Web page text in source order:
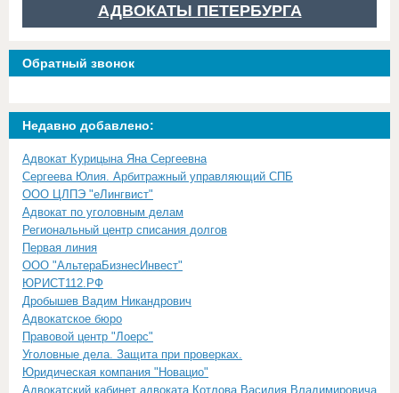
АДВОКАТЫ ПЕТЕРБУРГА
Обратный звонок
Недавно добавлено:
Адвокат Курицына Яна Сергеевна
Сергеева Юлия. Арбитражный управляющий СПБ
ООО ЦЛПЭ "еЛингвист"
Адвокат по уголовным делам
Региональный центр списания долгов
Первая линия
ООО "АльтераБизнесИнвест"
ЮРИСТ112.РФ
Дробышев Вадим Никандрович
Адвокатское бюро
Правовой центр "Лоерс"
Уголовные дела. Защита при проверках.
Юридическая компания "Новацио"
Адвокатский кабинет адвоката Котлова Василия Владимировича